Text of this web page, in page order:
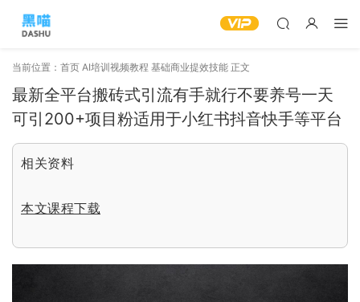
当前位置： 首页 AI培训视频教程 基础商业提效技能 正文
最新全平台搬砖式引流有手就行不要养号一天
可引200+项目粉适用于小红书抖音快手等平台
相关资料
本文课程下载